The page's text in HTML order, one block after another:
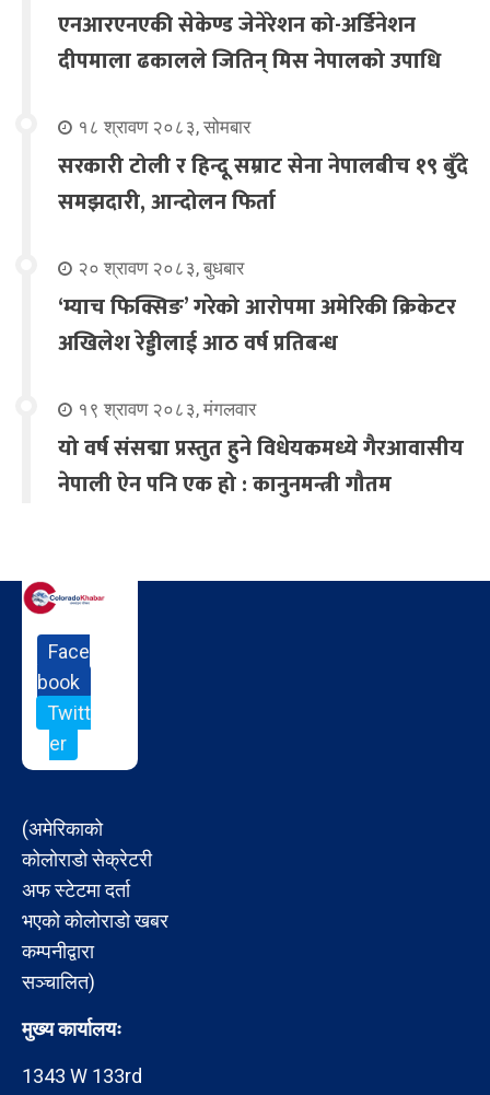
एनआरएनएकी सेकेण्ड जेनेरेशन को-अर्डिनेशन
दीपमाला ढकालले जितिन् मिस नेपालको उपाधि
१८ श्रावण २०८३, सोमबार
सरकारी टोली र हिन्दू सम्राट सेना नेपालबीच १९ बुँदे
समझदारी, आन्दोलन फिर्ता
२० श्रावण २०८३, बुधबार
‘म्याच फिक्सिङ’ गरेको आरोपमा अमेरिकी क्रिकेटर
अखिलेश रेड्डीलाई आठ वर्ष प्रतिबन्ध
१९ श्रावण २०८३, मंगलवार
यो वर्ष संसद्मा प्रस्तुत हुने विधेयकमध्ये गैरआवासीय
नेपाली ऐन पनि एक हो : कानुनमन्त्री गौतम
Face
book
Twitt
er
(अमेरिकाको
कोलोराडो सेक्रेटरी
अफ स्टेटमा दर्ता
भएको कोलोराडो खबर
कम्पनीद्वारा
सञ्चालित)
मुख्य कार्यालयः
1343 W 133rd